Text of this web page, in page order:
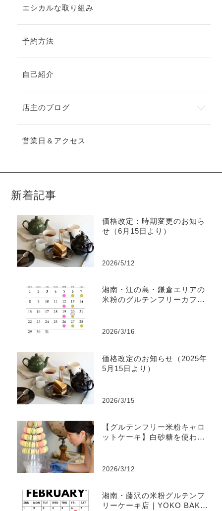
エシカルな取り組み
予約方法
自己紹介
店主のブログ
営業日＆アクセス
新着記事
価格改定：時期変更のお知ら
せ（6月15日より）
2026/5/12
湘南・江の島・鎌倉エリアの
米粉のグルテンフリーカフェ
2026/3/16
価格改定のお知らせ（2025年
5月15日より）
2026/3/15
【グルテンフリー米粉キャロ
ットケーキ】白砂糖を使わな
2026/3/12
湘南・藤沢の米粉グルテンフ
リーケーキ店｜YOKO BAKE